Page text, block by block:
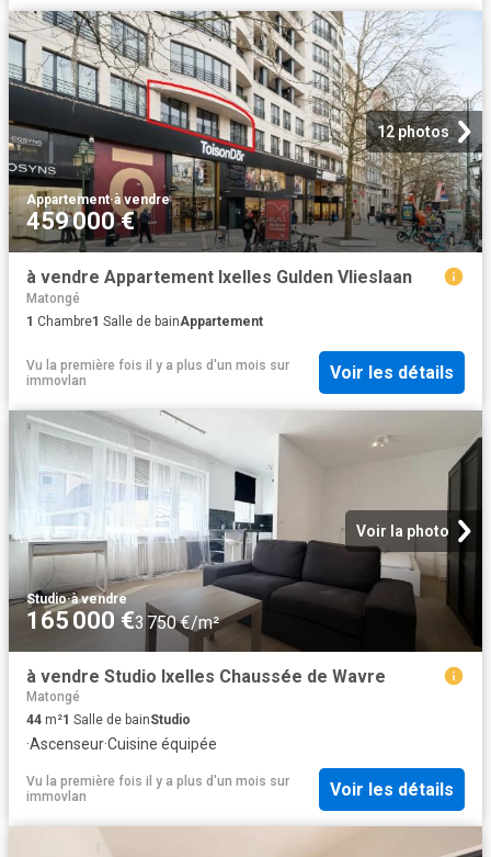
12 photos
Appartement·à vendre
459 000 €
à vendre Appartement Ixelles Gulden Vlieslaan
Matongé
1 Chambre1 Salle de bainAppartement
Vu la première fois il y a plus d'un mois sur
immovlan
Voir les détails
Voir la photo
Studio·à vendre
165 000 €3 750 €/m²
à vendre Studio Ixelles Chaussée de Wavre
Matongé
44 m²1 Salle de bainStudio
·Ascenseur·Cuisine équipée
Vu la première fois il y a plus d'un mois sur
immovlan
Voir les détails